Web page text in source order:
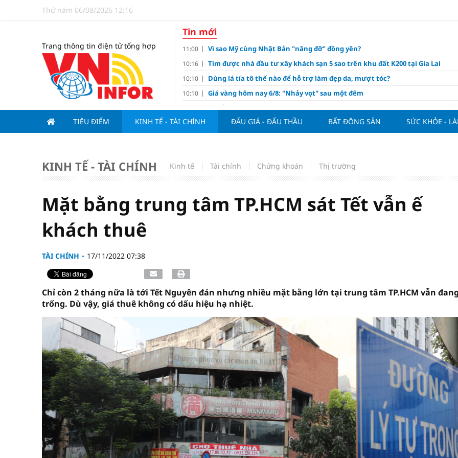
Thứ năm 06/08/2026 12:16
Trang thông tin điện tử tổng hợp
Tin mới
11:00 Vì sao Mỹ cùng Nhật Bản "nâng đỡ" đồng yên?
10:16 Tìm được nhà đầu tư xây khách sạn 5 sao trên khu đất K200 tại Gia Lai
10:10 Dùng lá tía tô thế nào để hỗ trợ làm đẹp da, mượt tóc?
10:10 Giá vàng hôm nay 6/8: "Nhảy vọt" sau một đêm
10:07
Tuyển Việt Nam tính bài toán xoay tua tại ASEAN Cup 2026 và màn đáp trả
nảy lửa của Hoàng Hên
09:15 Đề xuất đưa kim cương vào ngành nghề kinh doanh có điều kiện như vàng
07:15 Kim cương giảm giá sập sàn, chấp nhận lỗ nặng vẫn khó thoát hàng
07:00 Tiến độ giải ngân đầu tư công - xung lực cho tăng trưởng
cảm êm đẹp
TIÊU ĐIỂM KINH TẾ - TÀI CHÍNH ĐẤU GIÁ - ĐẤU THẦU BẤT ĐỘNG SẢN SỨC KHỎE -
KINH TẾ - TÀI CHÍNH Kinh tế Tài chính Chứng khoán Thị trường
Mặt bằng trung tâm TP.HCM sát Tết vẫn ế
khách thuê
TÀI CHÍNH 17/11/2022 07:38
Chỉ còn 2 tháng nữa là tới Tết Nguyên đán nhưng nhiều mặt bằng lớn tại trung tâm TP.HCM vẫn
trống. Dù vậy, giá thuê không có dấu hiệu hạ nhiệt.